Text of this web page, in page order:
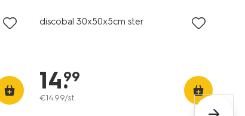
discobal 30x50x5cm ster
14.
99
€14.99/st.